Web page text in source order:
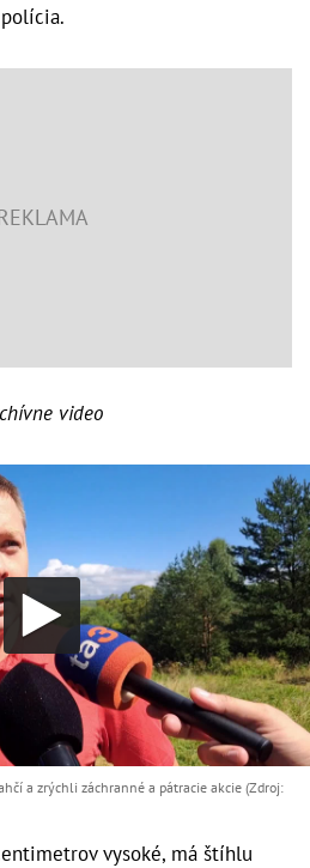
video
a zrýchli záchranné a pátracie akcie (Zdroj:
vysoké, má štíhlu